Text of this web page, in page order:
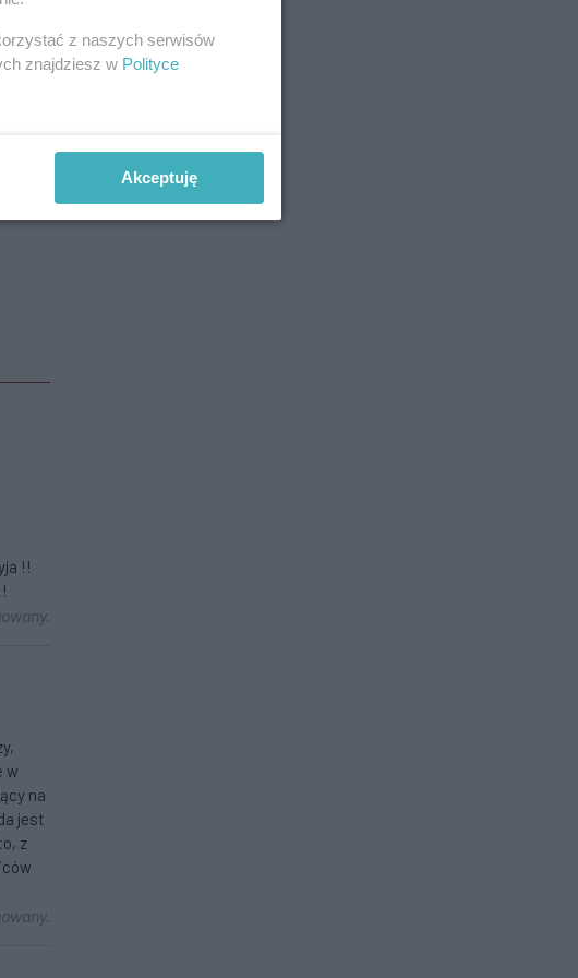
!!
w
na
jest
z
z naszych serwisów
znajdziesz w Polityce
Akceptuję